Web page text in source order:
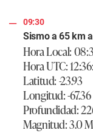
09:30
Sismo a 65 km
Hora Local:
Hora UTC:
Latitud: -23.93
Longitud: -67.36
Profundidad:
Magnitud: 3.0